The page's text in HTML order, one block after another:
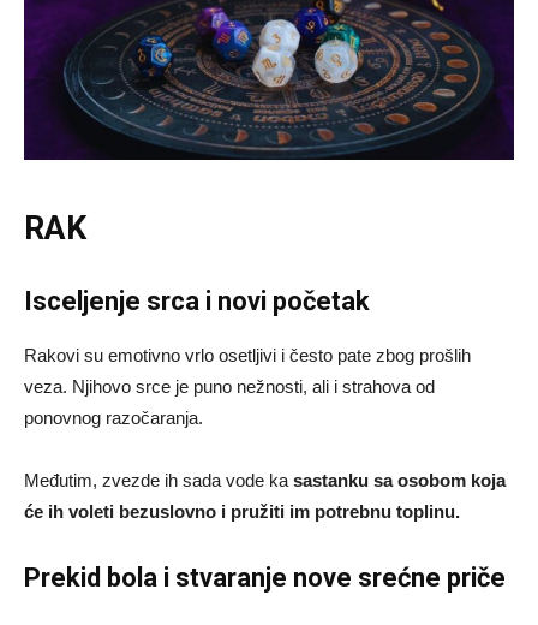
RAK
Isceljenje srca i novi početak
Rakovi su emotivno vrlo osetljivi i često pate zbog prošlih
veza. Njihovo srce je puno nežnosti, ali i strahova od
ponovnog razočaranja.
Međutim, zvezde ih sada vode ka sastanku sa osobom koja
će ih voleti bezuslovno i pružiti im potrebnu toplinu.
Prekid bola i stvaranje nove srećne priče